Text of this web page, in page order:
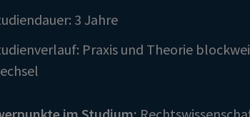
3 Jahre
Praxis und Theorie